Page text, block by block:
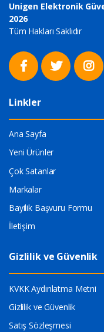
Unigen Elektronik
2026
Tüm Hakları Saklıdır
Linkler
Ana Sayfa
Yeni Ürünler
Çok Satanlar
Markalar
Bayilik Başvuru Formu
İletişim
Gizlilik ve Güvenlik
KVKK Aydınlatma Metni
Gizlilik ve Güvenlik
Satış Sözleşmesi